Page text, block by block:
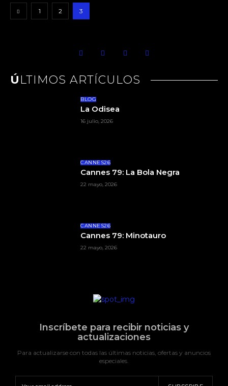
1 2 3
ÚLTIMOS ARTÍCULOS
BLOG
La Odisea
16 julio, 2026
CANNES26
Cannes 79: La Bola Negra
22 mayo, 2026
CANNES26
Cannes 79: Minotauro
22 mayo, 2026
Inscríbete para recibir noticias y
actualizaciones
Para actualizarse con todas las últimas noticias, ofertas y anuncios
especiales.